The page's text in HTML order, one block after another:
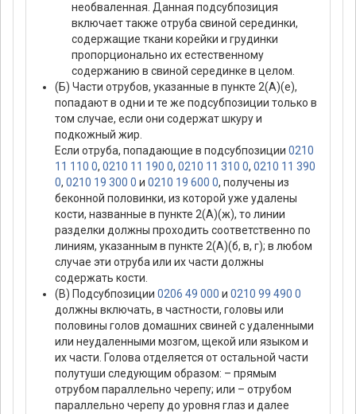
необваленная. Данная подсубпозиция
включает также отруба свиной серединки,
содержащие ткани корейки и грудинки
пропорционально их естественному
содержанию в свиной серединке в целом.
(Б) Части отрубов, указанные в пункте 2(А)(е),
попадают в одни и те же подсубпозиции только в
том случае, если они содержат шкуру и
подкожный жир.
Если отруба, попадающие в подсубпозиции 0210
11 110 0, 0210 11 190 0, 0210 11 310 0, 0210 11 390
0, 0210 19 300 0 и 0210 19 600 0, получены из
беконной половинки, из которой уже удалены
кости, названные в пункте 2(А)(ж), то линии
разделки должны проходить соответственно по
линиям, указанным в пункте 2(А)(б, в, г); в любом
случае эти отруба или их части должны
содержать кости.
(В) Подсубпозиции 0206 49 000 и 0210 99 490 0
должны включать, в частности, головы или
половины голов домашних свиней с удаленными
или неудаленными мозгом, щекой или языком и
их части. Голова отделяется от остальной части
полутуши следующим образом: – прямым
отрубом параллельно черепу; или – отрубом
параллельно черепу до уровня глаз и далее